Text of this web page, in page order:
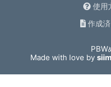
使用
作成
PBW
Made with love by